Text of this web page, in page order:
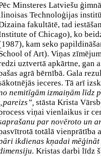
Minsteres Latviešu
Technoloģijas
fakultātē, tad
of Chicago), ko
kam seko
of Art). Viņas
uztvertā apkārtne, gan
agrā bērnībā. Gala
ieceres. Tā arī
nemitīgām izmaiņām līdz
stāsta Krista
viņai vienlaikus ir
par novēroto un
totālā vienprātība
ikdienas kņadai
Kristas darbi līdz